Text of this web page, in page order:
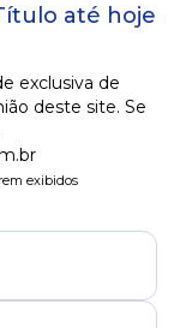
até hoje
exclusiva de
deste site. Se
exibidos